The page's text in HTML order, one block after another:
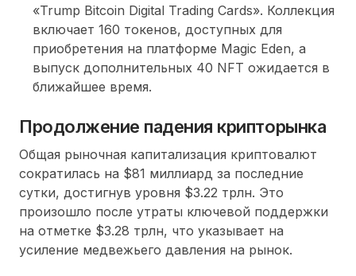
«Trump Bitcoin Digital Trading Cards». Коллекция
включает 160 токенов, доступных для
приобретения на платформе Magic Eden, а
выпуск дополнительных 40 NFT ожидается в
ближайшее время.
Продолжение падения крипторынка
Общая рыночная капитализация криптовалют
сократилась на $81 миллиард за последние
сутки, достигнув уровня $3.22 трлн. Это
произошло после утраты ключевой поддержки
на отметке $3.28 трлн, что указывает на
усиление медвежьего давления на рынок.